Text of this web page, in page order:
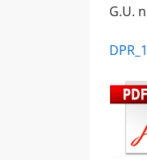
G.U.